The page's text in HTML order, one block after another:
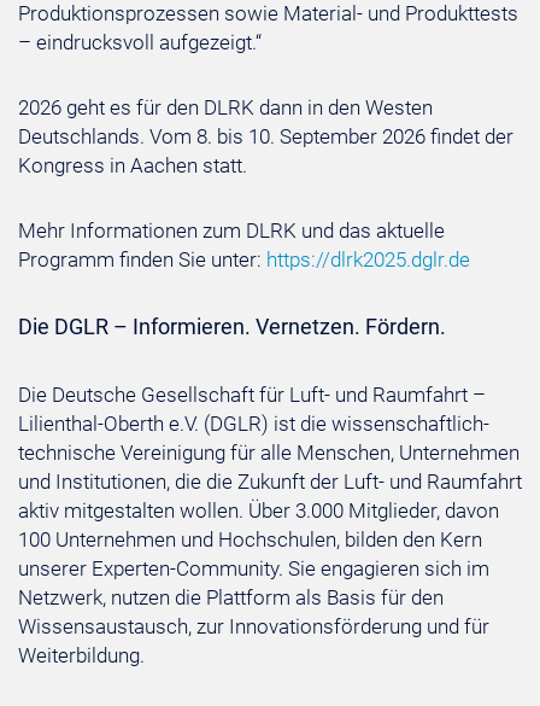
Produktionsprozessen sowie Material- und Produkttests
– eindrucksvoll aufgezeigt.“
2026 geht es für den DLRK dann in den Westen
Deutschlands. Vom 8. bis 10. September 2026 findet der
Kongress in Aachen statt.
Mehr Informationen zum DLRK und das aktuelle
Programm finden Sie unter: https://dlrk2025.dglr.de
Die DGLR – Informieren. Vernetzen. Fördern.
Die Deutsche Gesellschaft für Luft- und Raumfahrt –
Lilienthal-Oberth e.V. (DGLR) ist die wissenschaftlich-
technische Vereinigung für alle Menschen, Unternehmen
und Institutionen, die die Zukunft der Luft- und Raumfahrt
aktiv mitgestalten wollen. Über 3.000 Mitglieder, davon
100 Unternehmen und Hochschulen, bilden den Kern
unserer Experten-Community. Sie engagieren sich im
Netzwerk, nutzen die Plattform als Basis für den
Wissensaustausch, zur Innovationsförderung und für
Weiterbildung.